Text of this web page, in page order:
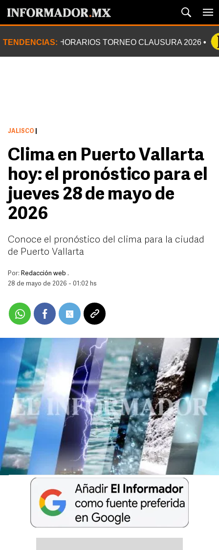
TENDENCIAS: HORARIOS TORNEO CLAUSURA 2026
JALISCO
Clima en Puerto Vallarta
hoy: el pronóstico para el
jueves 28 de mayo de
2026
Conoce el pronóstico del clima para la ciudad
de Puerto Vallarta
Por: Redacción web .
28 de mayo de 2026 - 01:02 hs